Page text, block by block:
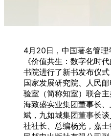
4月20日，中国著名管
《价值共生：数字化时
书院进行了新书发布仪
国家发展研究院、人民
验室（简称知室）联合
海致盛实业集团董事长
斌，九如城集团董事长
社社长、总编杨光，嘉